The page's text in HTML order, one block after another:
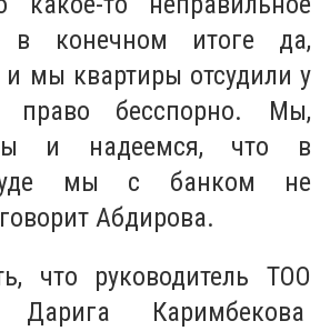
конечном итоге да,
и мы квартиры отсудили у
бесспорно. Мы,
и надеемся, что в
мы с банком не
Абдирова.
что руководитель ТОО
Каримбекова